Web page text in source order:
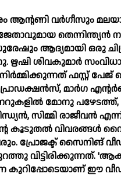
ആന്റണി വര്‍ഗീസും
തെന്നിന്ത്യന്‍
ആദ്യമായി ഒരു
ഋഷി ശിവകുമാര്‍
ഫസ്റ്റ്
മാര്‍ഗ
മോനു
സിമ്മി രാജീവന്‍
കൂടുതല്‍ വിവരങ്ങള്‍
പ്രോജക്ട് സൈനിങ്
വിട്ടിരിക്കുന്നത്.
കുറിപ്പോടെയാണ് ഈ